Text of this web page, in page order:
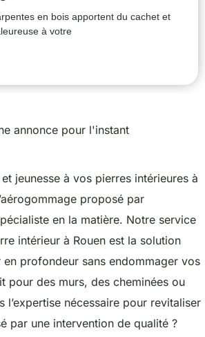
en bois apportent du cachet et
à votre
annonce pour l'instant
jeunesse à vos pierres intérieures à
proposé par
en la matière. Notre service
intérieur à Rouen est la solution
profondeur sans endommager vos
pour des murs, des cheminées ou
l’expertise nécessaire pour revitaliser
par une intervention de qualité ?